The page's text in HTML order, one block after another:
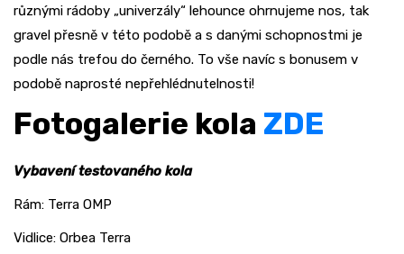
různými rádoby „univerzály“ lehounce ohrnujeme nos, tak
gravel přesně v této podobě a s danými schopnostmi je
podle nás trefou do černého. To vše navíc s bonusem v
podobě naprosté nepřehlédnutelnosti!
Fotogalerie kola ZDE
Vybavení testovaného kola
Rám: Terra OMP
Vidlice: Orbea Terra